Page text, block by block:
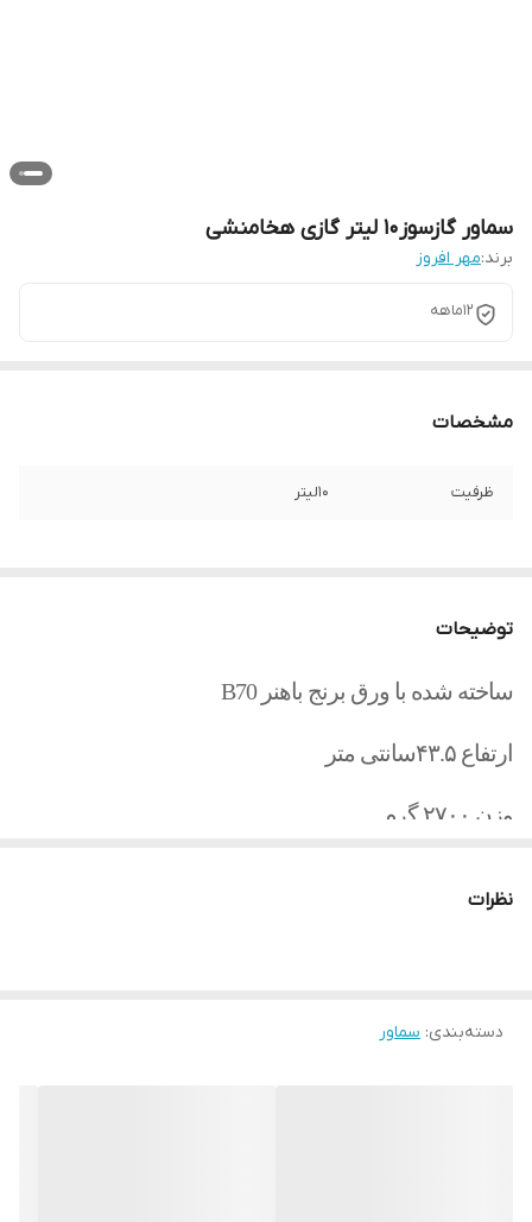
سماور گازسوز10 لیتر گازی هخامنشی
برند:مهر افروز
12ماهه
مشخصات
ظرفیت 10لیتر
توضیحات
ساخته شده با ورق برنج باهنر B70
ارتفاع ۴۳.۵سانتی متر
وزن ۲۷۰۰ گرم
نظرات
دسته‌بندی: سماور